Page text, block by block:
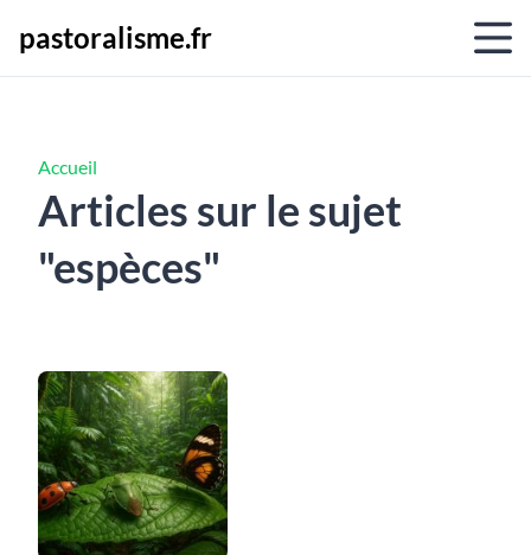
pastoralisme.fr
Accueil
Articles sur le sujet
"espèces"